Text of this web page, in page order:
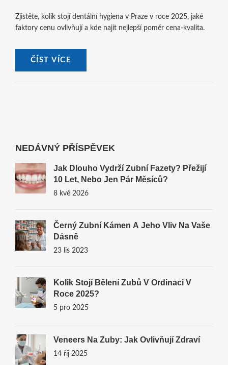
Zjistěte, kolik stojí dentální hygiena v Praze v roce 2025, jaké
faktory cenu ovlivňují a kde najít nejlepší poměr cena‑kvalita.
ČÍST VÍCE
NEDÁVNÝ PŘÍSPĚVEK
Jak Dlouho Vydrží Zubní Fazety? Přežijí
10 Let, Nebo Jen Pár Měsíců?
8 kvě 2026
Černý Zubní Kámen A Jeho Vliv Na Vaše
Dásně
23 lis 2023
Kolik Stojí Bělení Zubů V Ordinaci V
Roce 2025?
5 pro 2025
Veneers Na Zuby: Jak Ovlivňují Zdraví
14 říj 2025